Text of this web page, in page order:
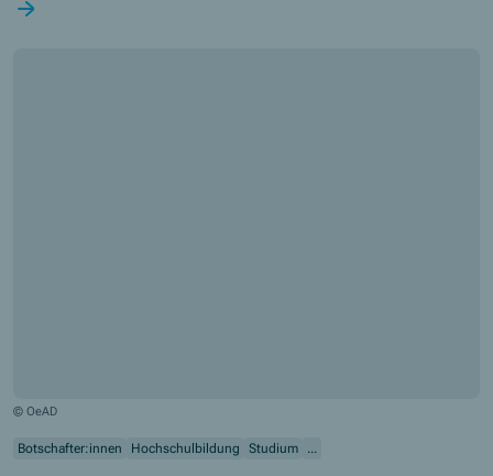
neue Lernformen kennenlernen – das sind nur einige der Highlights in
© OeAD
Botschafter:innen Hochschulbildung Studium ...